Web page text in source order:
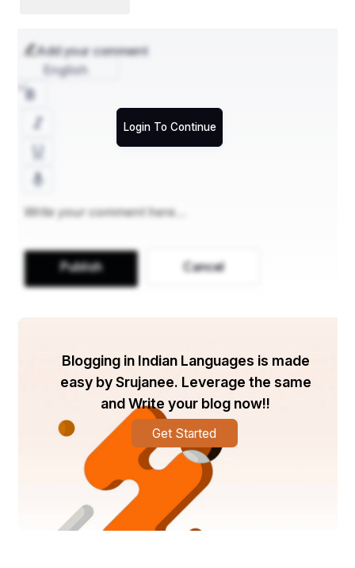
Add your comment
Login To Continue
English
Publish Cancel
Blogging in Indian Languages is made
easy by Srujanee. Leverage the same
and Write your blog now!!
Get Started